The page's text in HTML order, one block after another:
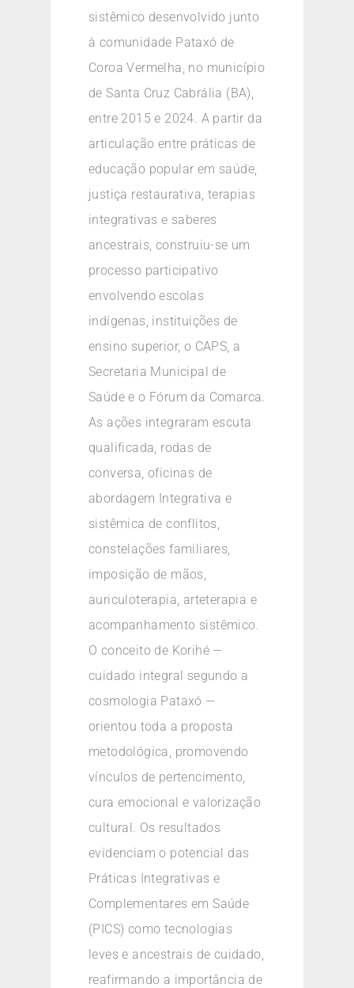
sistêmico desenvolvido junto
à comunidade Pataxó de
Coroa Vermelha, no município
de Santa Cruz Cabrália (BA),
entre 2015 e 2024. A partir da
articulação entre práticas de
educação popular em saúde,
justiça restaurativa, terapias
integrativas e saberes
ancestrais, construiu-se um
processo participativo
envolvendo escolas
indígenas, instituições de
ensino superior, o CAPS, a
Secretaria Municipal de
Saúde e o Fórum da Comarca.
As ações integraram escuta
qualificada, rodas de
conversa, oficinas de
abordagem Integrativa e
sistêmica de conflitos,
constelações familiares,
imposição de mãos,
auriculoterapia, arteterapia e
acompanhamento sistêmico.
O conceito de Korihé —
cuidado integral segundo a
cosmologia Pataxó —
orientou toda a proposta
metodológica, promovendo
vínculos de pertencimento,
cura emocional e valorização
cultural. Os resultados
evidenciam o potencial das
Práticas Integrativas e
Complementares em Saúde
(PICS) como tecnologias
leves e ancestrais de cuidado,
reafirmando a importância de